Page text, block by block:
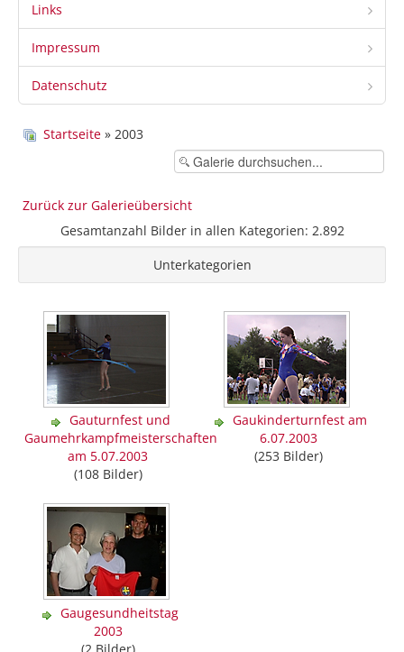
Links
Impressum
Datenschutz
Startseite » 2003
Zurück zur Galerieübersicht
Gesamtanzahl Bilder in allen Kategorien: 2.892
Unterkategorien
Gauturnfest und
Gaumehrkampfmeisterschaften
am 5.07.2003
(108 Bilder)
Gaukinderturnfest am
6.07.2003
(253 Bilder)
Gaugesundheitstag
2003
(2 Bilder)